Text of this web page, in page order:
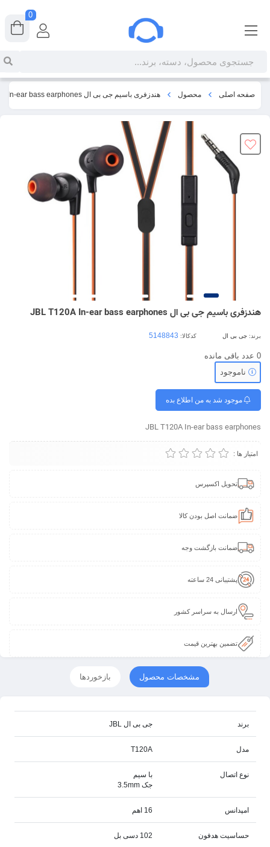
صفحه اصلی محصول هندزفری باسیم جی بی ال JBL T120A In-ear bass earphones
هندزفری باسیم جی بی ال JBL T120A In-ear bass earphones
برند: جی بی ال کدکالا:
0 عدد باقی مانده
ناموجود
موجود شد به من اطلاع بده
JBL T120A In-ear bass earphones
امتیاز ها :
تحویل اکسپرس
ضمانت اصل بودن کالا
ضمانت بازگشت وجه
پشتیبانی 24 ساعته
ارسال به سراسر کشور
تضمین بهترین قیمت
مشخصات محصول بازخوردها
برند جی بی ال JBL
مدل T120A
نوع اتصال
با سیم
جک 3.5mm
امپدانس 16 اهم
حساسیت هدفون 102 دسی بل
0